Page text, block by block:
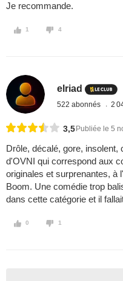
Je recommande.
1 4
elriad
522 abonnés 2
3,5 Publiée le 5
Drôle, décalé, gore, insolent,
d'OVNI qui correspond aux
originales et surprenantes, à
Boom. Une comédie trop
dans cette catégorie et il
0 1